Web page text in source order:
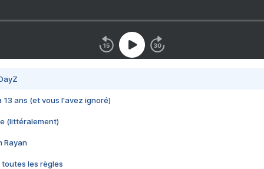
13 ans (et vous l'avez ignoré)
(littéralement)
Rayan
toutes les règles